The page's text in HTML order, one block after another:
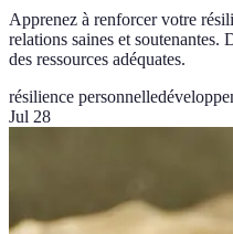
Apprenez à renforcer votre
relations saines et soutenantes.
des ressources adéquates.
résilience personnelle
Jul 28